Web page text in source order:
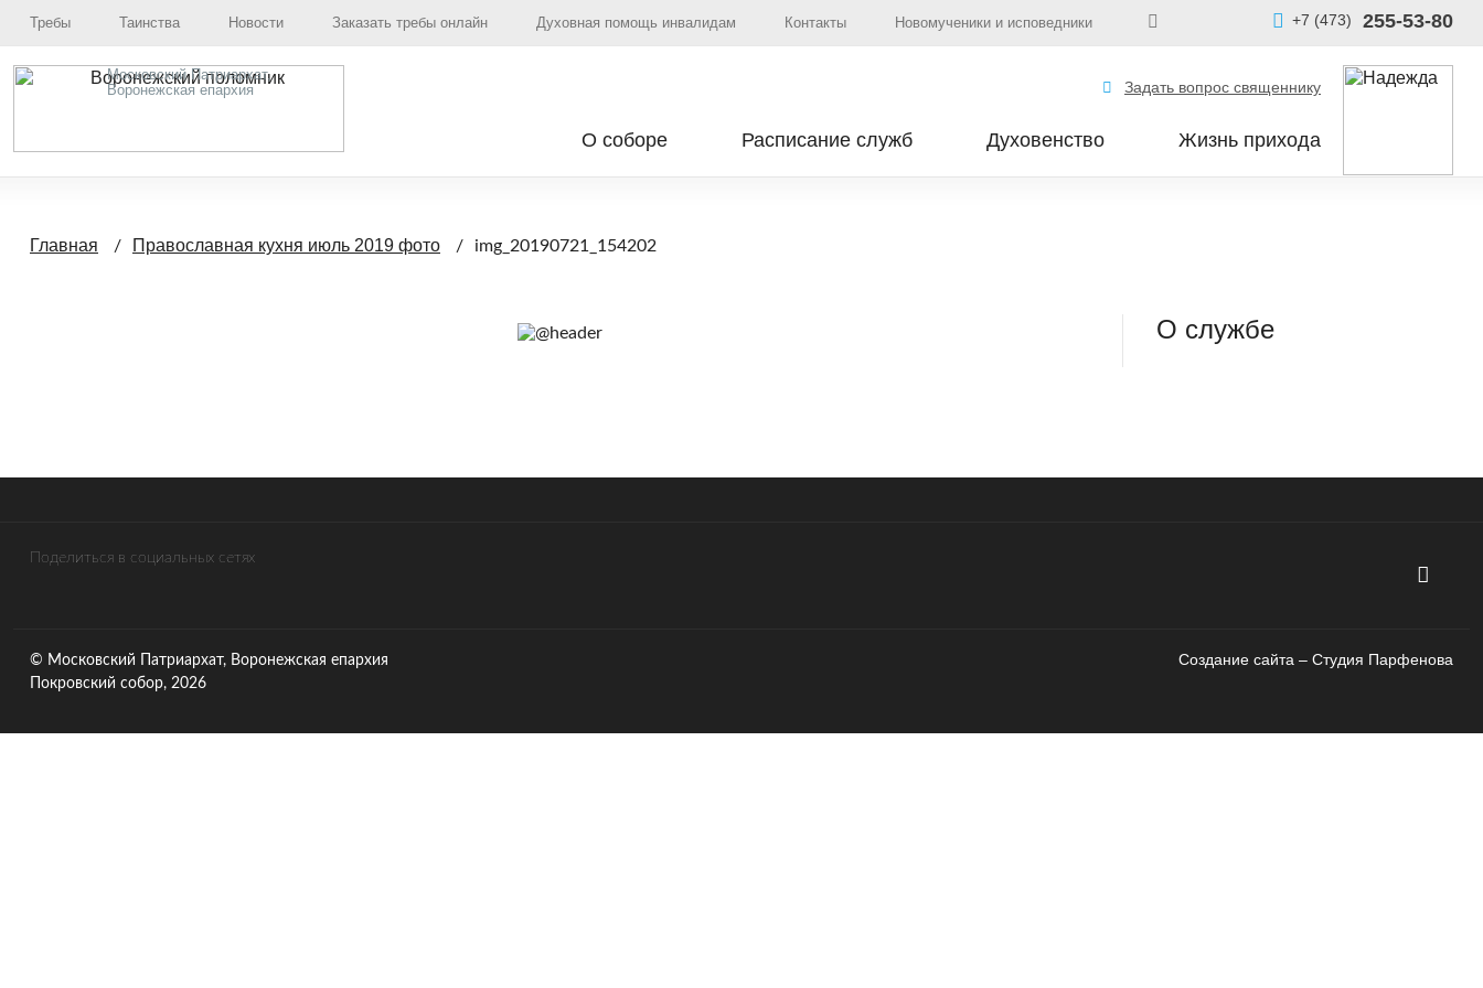
Требы Таинства Новости Заказать требы онлайн Духовная помощь инвалидам Контакты Новомученики и исповедники +7 (473) 255-53-80
Московский Патриархат,
Воронежская епархия
Задать вопрос священнику
О соборе Расписание служб Духовенство Жизнь прихода
Главная Православная кухня июль 2019 фото img_20190721_154202
О службе
Поделиться в социальных сетях
© Московский Патриархат, Воронежcкая епархия
Покровский собор, 2026
Создание сайта – Cтудия Парфенова